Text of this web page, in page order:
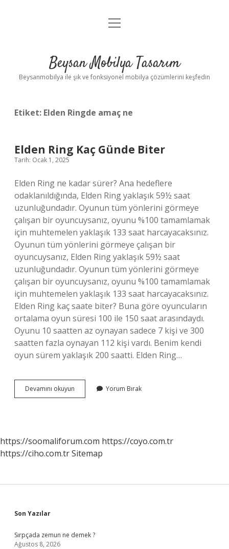
Anasayfa
Yasal Uyarı
menüyü
Beysan Mobilya Tasarım
Beysanmobilya ile şık ve fonksiyonel mobilya çözümlerini keşfedin
Etiket: Elden Ringde amaç ne
Elden Ring Kaç Günde Biter
Tarih: Ocak 1, 2025
Elden Ring ne kadar sürer? Ana hedeflere
odaklanıldığında, Elden Ring yaklaşık 59½ saat
uzunluğundadır. Oyunun tüm yönlerini görmeye
çalışan bir oyuncuysanız, oyunu %100 tamamlamak
için muhtemelen yaklaşık 133 saat harcayacaksınız.
Oyunun tüm yönlerini görmeye çalışan bir
oyuncuysanız, Elden Ring yaklaşık 59½ saat
uzunluğundadır. Oyunun tüm yönlerini görmeye
çalışan bir oyuncuysanız, oyunu %100 tamamlamak
için muhtemelen yaklaşık 133 saat harcayacaksınız.
Elden Ring kaç saate biter? Buna göre oyuncuların
ortalama oyun süresi 100 ile 150 saat arasındaydı.
Oyunu 10 saatten az oynayan sadece 7 kişi ve 300
saatten fazla oynayan 112 kişi vardı. Benim kendi
oyun sürem yaklaşık 200 saatti. Elden Ring…
Devamını okuyun
Ring
Yorum Bırak
https://soomaliforum.com https://coyo.com.tr
https://ciho.com.trSitemap
Sidebar
Son Yazılar
Sırpçada zemun ne demek ?
Ağustos 8, 2026